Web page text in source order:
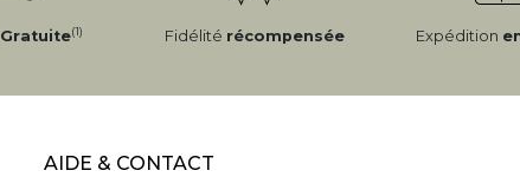
Gratuite(1) Fidélité récompensée Expédition
AIDE & CONTACT